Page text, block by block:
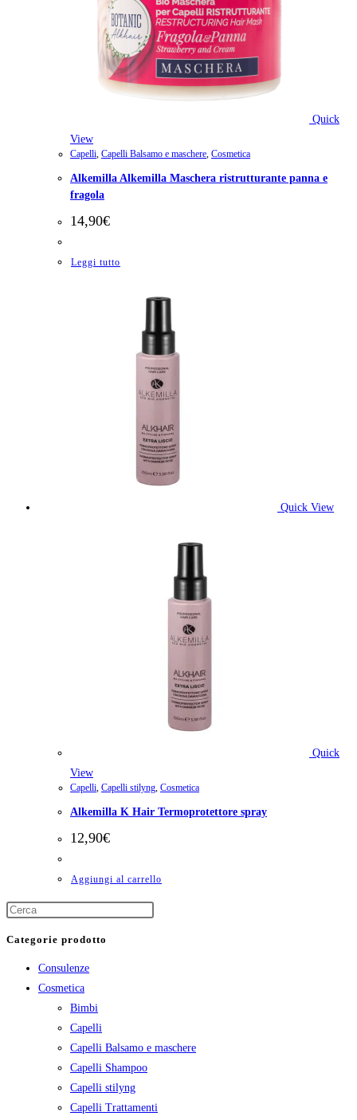
Quick
View
Capelli, Capelli Balsamo e maschere, Cosmetica
Alkemilla Alkemilla Maschera ristrutturante panna e
fragola
14,90€
Leggi tutto
Quick View
Quick
View
Capelli, Capelli stilyng, Cosmetica
Alkemilla K Hair Termoprotettore spray
12,90€
Aggiungi al carrello
Categorie prodotto
Consulenze
Cosmetica
Bimbi
Capelli
Capelli Balsamo e maschere
Capelli Shampoo
Capelli stilyng
Capelli Trattamenti